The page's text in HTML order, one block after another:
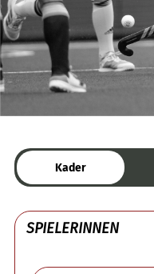
Kader
SPIELERINNEN